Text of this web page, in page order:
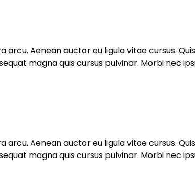
Aenean auctor eu ligula vitae cursus.
magna quis cursus pulvinar. Morbi nec
Aenean auctor eu ligula vitae cursus.
magna quis cursus pulvinar. Morbi nec